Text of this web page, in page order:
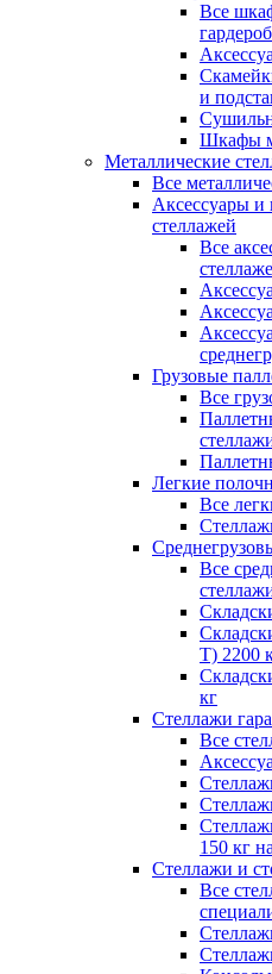
Все
и
Шкафы
Металлические
Все
Аксессуары
стеллажей
Все
Грузовые
Все
Легкие
Все
Все
Т) 2200
кг
Стеллажи
Все
150 кг
Стеллажи и
Все